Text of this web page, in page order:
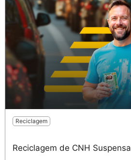
Reciclagem
Reciclagem de CNH Suspensa